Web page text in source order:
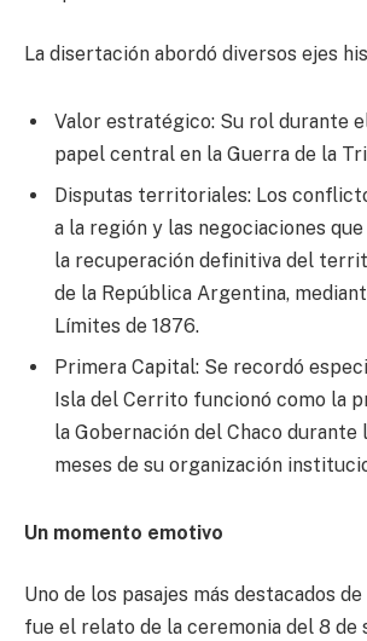
La disertación abordó diversos ejes
Valor estratégico: Su rol durante
papel central en la Guerra de la
Disputas territoriales: Los
a la región y las negociaciones
la recuperación definitiva del
de la República Argentina,
Límites de 1876.
Primera Capital: Se recordó
Isla del Cerrito funcionó como la
la Gobernación del Chaco durante
meses de su organización
Un momento emotivo
Uno de los pasajes más destacados
fue el relato de la ceremonia del 8 de